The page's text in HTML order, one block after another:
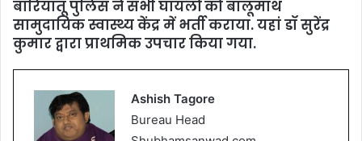
बारियातू पुलिस ने सभी घायलों को बालूमाथ
सामुदायिक स्वास्थ्य केंद्र में भर्ती कराया. यहां डॉ सुरेंद्र
कुमार द्वारा प्राथमिक उपचार किया गया.
Ashish Tagore
Bureau Head